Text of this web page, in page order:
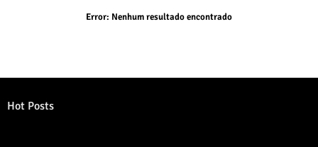
Error: Nenhum resultado encontrado
Hot Posts